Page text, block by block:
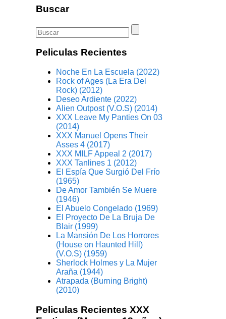
Buscar
Peliculas Recientes
Noche En La Escuela (2022)
Rock of Ages (La Era Del
Rock) (2012)
Deseo Ardiente (2022)
Alien Outpost (V.O.S) (2014)
XXX Leave My Panties On 03
(2014)
XXX Manuel Opens Their
Asses 4 (2017)
XXX MILF Appeal 2 (2017)
XXX Tanlines 1 (2012)
El Espía Que Surgió Del Frío
(1965)
De Amor También Se Muere
(1946)
El Abuelo Congelado (1969)
El Proyecto De La Bruja De
Blair (1999)
La Mansión De Los Horrores
(House on Haunted Hill)
(V.O.S) (1959)
Sherlock Holmes y La Mujer
Araña (1944)
Atrapada (Burning Bright)
(2010)
Peliculas Recientes XXX